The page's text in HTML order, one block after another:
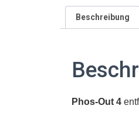
Beschreibung
Phos-Out 4